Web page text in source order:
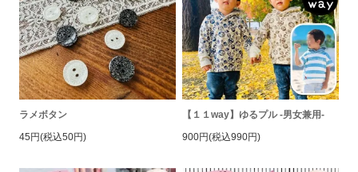
ラメボタン
45円(税込50円)
【１１way】ゆるプル -男女兼用-
900円(税込990円)